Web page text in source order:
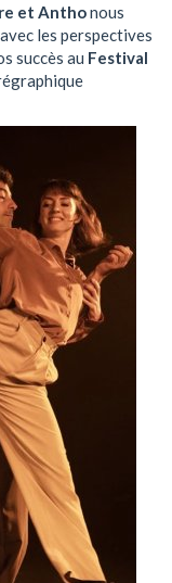
et Anthonous
les perspectives
succès au Festival